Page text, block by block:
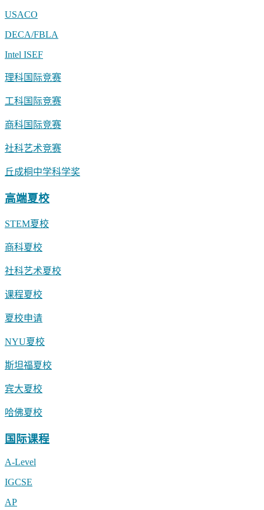
USACO
DECA/FBLA
Intel ISEF
理科国际竞赛
工科国际竞赛
商科国际竞赛
社科艺术竞赛
丘成桐中学科学奖
高端夏校
STEM夏校
商科夏校
社科艺术夏校
课程夏校
夏校申请
NYU夏校
斯坦福夏校
宾大夏校
哈佛夏校
国际课程
A-Level
IGCSE
AP